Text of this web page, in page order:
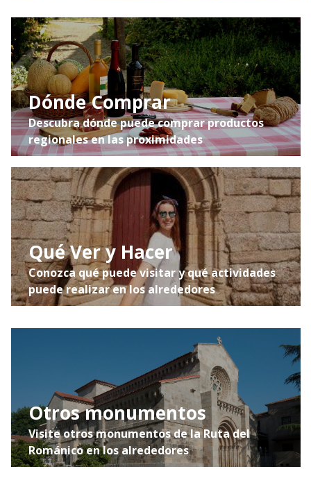
Dónde Comprar
Descubra dónde puede comprar productos
regionales en las proximidades
Qué Ver y Hacer
Conozca qué puede visitar y qué actividades
puede realizar en los alrededores
Otros monumentos
Visite otros monumentos de la Ruta del
Románico en los alrededores